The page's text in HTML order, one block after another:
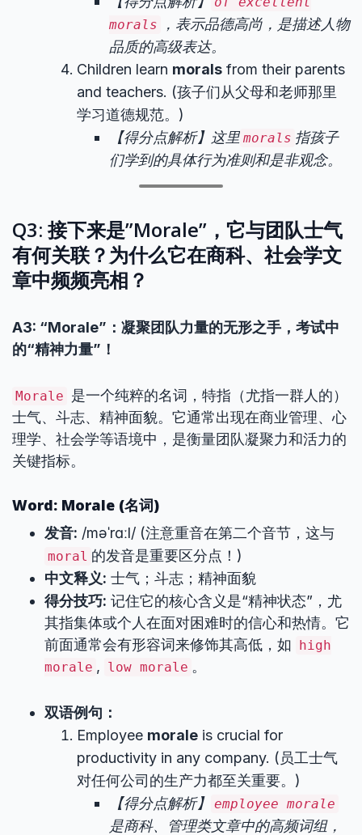
morals
，表示品德高尚，是描述人物
品质的高级表达。
Children learn morals from their parents
and teachers. (孩子们从父母和老师那里
学习道德规范。)
【得分点解析】这里 morals 指孩子
们学到的具体行为准则和是非观念。
Q3: 接下来是”Morale”，它与团队士气
有何关联？为什么它在商科、社会学文
章中频频亮相？
A3: “Morale”：凝聚团队力量的无形之手，考试中
的“精神力量”！
Morale 是一个纯粹的名词，特指（尤指一群人的）
士气、斗志、精神面貌。它通常出现在商业管理、心
理学、社会学等语境中，是衡量团队凝聚力和活力的
关键指标。
Word: Morale (名词)
发音: /məˈrɑːl/ (注意重音在第二个音节，这与
moral 的发音是重要区分点！)
中文释义: 士气；斗志；精神面貌
得分技巧: 记住它的核心含义是“精神状态”，尤
其指集体或个人在面对困难时的信心和热情。它
前面通常会有形容词来修饰其高低，如 high
morale , low morale 。
双语例句：
Employee morale is crucial for
productivity in any company. (员工士气
对任何公司的生产力都至关重要。)
【得分点解析】 employee morale
是商科、管理类文章中的高频词组，